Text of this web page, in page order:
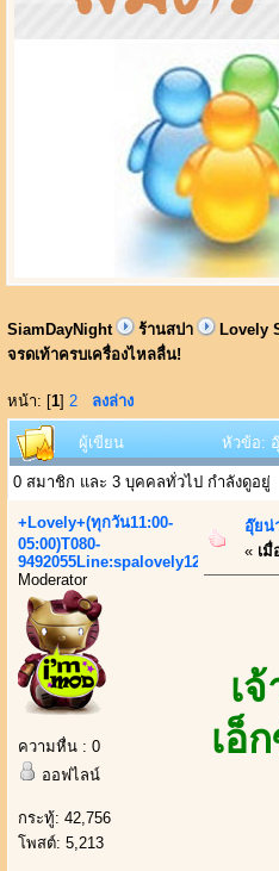
SiamDayNight ร้านสปา Lovely
จรดเท้าครบเครื่องไหลลื่น!
หน้า: [1] 2 ลงล่าง
ผู้เขียน หัวข้อ:
0 สมาชิก และ 3 บุคคลทั่วไป กำลังดูอยู่
+Lovely+(ทุกวัน11:00-
05:00)T080-
9492055Line:spalovely123
Moderator
ความหื่น : 0
ออฟไลน์
กระทู้: 42,756
โพสต์: 5,213
อุ๊ยน่
« เมื่
เ
เอ็